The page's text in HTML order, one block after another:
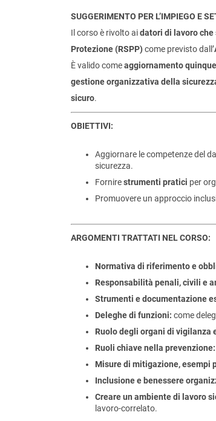
SUGGERIMENTO PER L’IMPIEGO E
Il corso è rivolto aidatori di lavoro
Protezione (RSPP)come previsto dall’
È valido comeaggiornamento
gestione organizzativa della
sicuro.
OBIETTIVI:
Aggiornare le competenze del
sicurezza.
Fornirestrumenti pratici per
Promuovere un approccio
ARGOMENTI TRATTATI NEL CORSO:
Normativa di riferimento e
Responsabilità penali, civili e
Strumenti e documentazione
Deleghe di funzioni: come
Ruolo degli organi di vigilanza
Ruoli chiave nella prevenzione:
Misure di mitigazione, esempi
Inclusione e benessere
Creare un ambiente di lavoro
lavoro-correlato.